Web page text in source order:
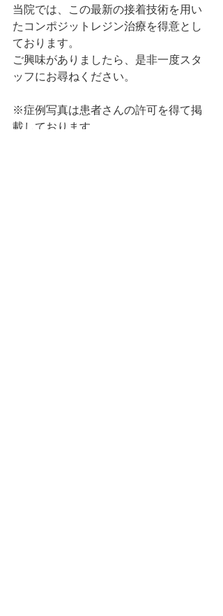
当院では、この最新の接着技術を用い
たコンポジットレジン治療を得意とし
ております。
ご興味がありましたら、是非一度スタ
ッフにお尋ねください。
※症例写真は患者さんの許可を得て掲
載しております。